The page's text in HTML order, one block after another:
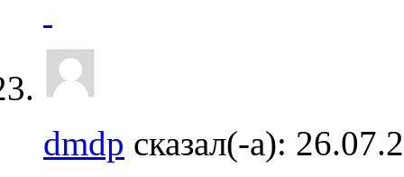
dmdp сказал(-а):